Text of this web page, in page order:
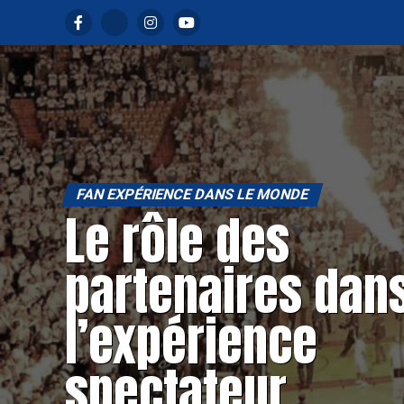
FAN EXPÉRIENCE DANS LE MONDE
Le rôle des
partenaires
l’expérience